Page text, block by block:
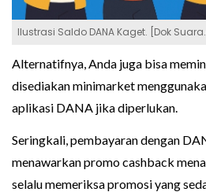
Ilustrasi Saldo DANA Kaget. [Dok
Alternatifnya, Anda juga bisa
disediakan minimarket
aplikasi DANA jika diperlukan.
Seringkali, pembayaran dengan
menawarkan promo cashback
selalu memeriksa promosi yang